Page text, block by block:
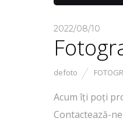
2022/08/10
defoto
Acum îți poți
Contactează-